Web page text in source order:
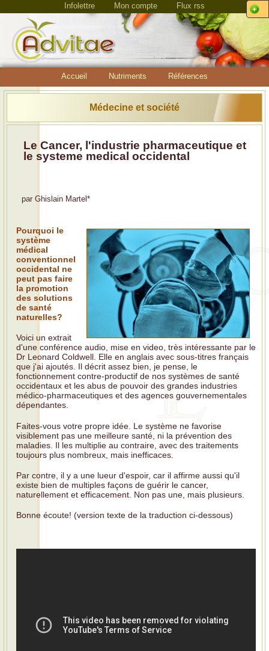
Infolettre Mon compte Flux rss
Accueil Nutriments Références
Médecine et société
Le Cancer, l'industrie pharmaceutique et
le systeme medical occidental
par Ghislain Martel *
Pourquoi le
système
médical
conventionnel
occidental ne
peut pas faire
la promotion
des solutions
de santé
naturelles?
Voici un extrait
d'une conférence audio, mise en video, très intéressante par le
Dr Leonard Coldwell. Elle en anglais avec sous-titres français
que j'ai ajoutés. Il décrit assez bien, je pense, le
fonctionnement contre-productif de nos systèmes de santé
occidentaux et les abus de pouvoir des grandes industries
médico-pharmaceutiques et des agences gouvernementales
dépendantes.
Faites-vous votre propre idée. Le système ne favorise
visiblement pas une meilleure santé, ni la prévention des
maladies. Il les multiplie au contraire, avec des traitements
toujours plus nombreux, mais inefficaces.
Par contre, il y a une lueur d'espoir, car il affirme aussi qu'il
existe bien de multiples façons de guérir le cancer,
naturellement et efficacement. Non pas une, mais plusieurs.
Bonne écoute! (version texte de la traduction ci-dessous)